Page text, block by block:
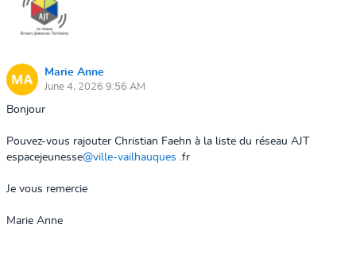
Marie Anne
June 4, 2026 9:56 AM
Bonjour
Pouvez-vous rajouter Christian Faehn à la liste du réseau AJT
espacejeunesse@ville-vailhauques .fr
Je vous remercie
Marie Anne